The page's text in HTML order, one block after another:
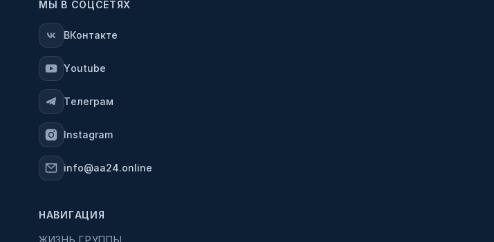
МЫ В СОЦСЕТЯХ
ВКонтакте
Youtube
Телеграм
Instagram
info@aa24.online
НАВИГАЦИЯ